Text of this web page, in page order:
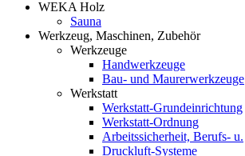
WEKA Holz
Sauna
Werkzeug, Maschinen, Zubehör
Werkzeuge
Handwerkzeuge
Bau- und Maurerwerkzeuge
Werkstatt
Werkstatt-Grundeinrichtung
Werkstatt-Ordnung
Arbeitssicherheit, Berufs- u.
Druckluft-Systeme